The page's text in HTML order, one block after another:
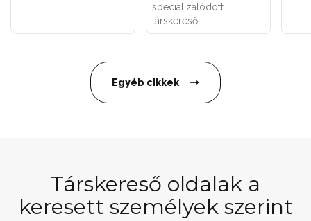
specializálódott
társkereső.
Egyéb cikkek
Társkereső oldalak a
keresett személyek szerint